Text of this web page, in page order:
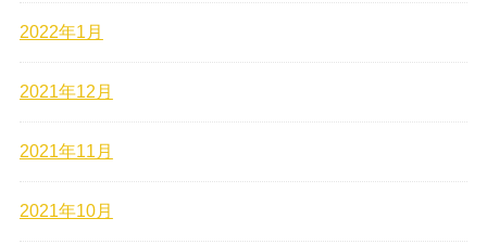
2022年1月
2021年12月
2021年11月
2021年10月